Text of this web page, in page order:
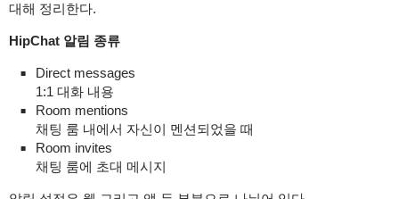
대해 정리한다.
HipChat 알림 종류
Direct messages
1:1 대화 내용
Room mentions
채팅 룸 내에서 자신이 멘션되었을 때
Room invites
채팅 룸에 초대 메시지